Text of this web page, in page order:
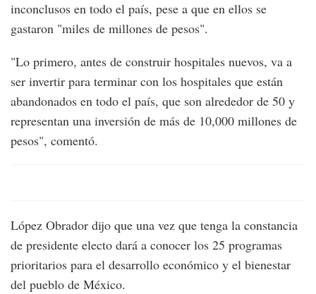
inconclusos en todo el país, pese a que en ellos se
gastaron "miles de millones de pesos".
"Lo primero, antes de construir hospitales nuevos, va a
ser invertir para terminar con los hospitales que están
abandonados en todo el país, que son alrededor de 50 y
representan una inversión de más de 10,000 millones de
pesos", comentó.
López Obrador dijo que una vez que tenga la constancia
de presidente electo dará a conocer los 25 programas
prioritarios para el desarrollo económico y el bienestar
del pueblo de México.